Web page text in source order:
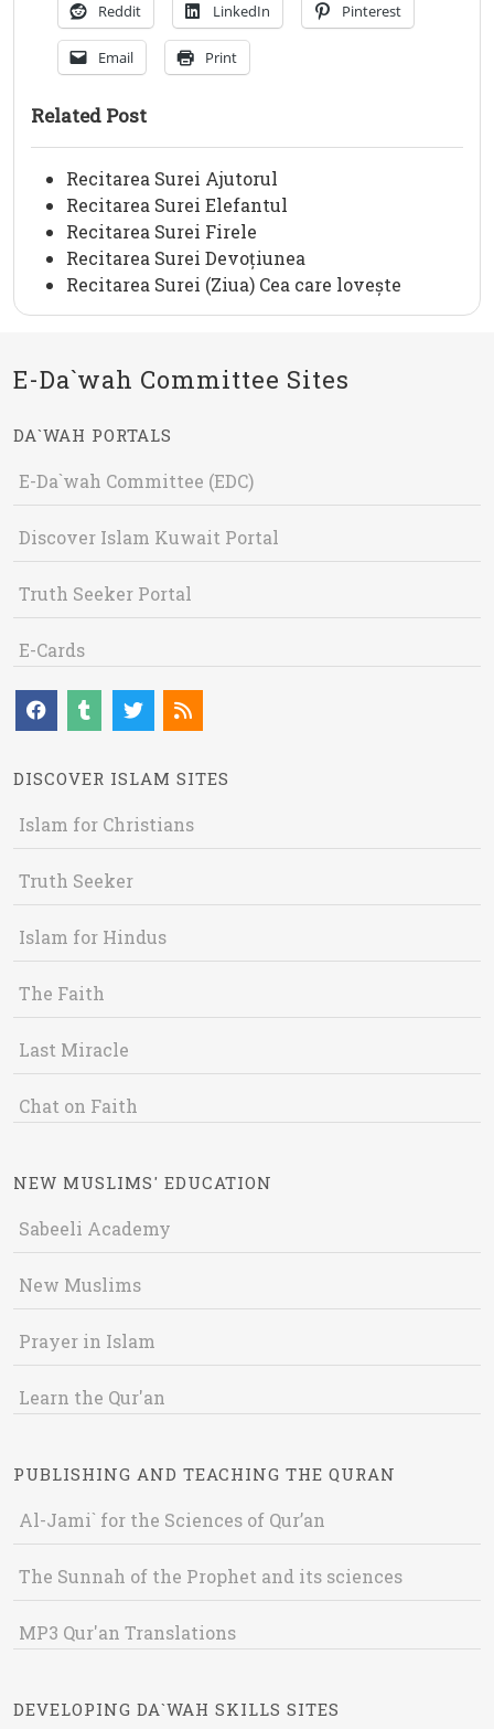
Reddit LinkedIn Pinterest
Email Print
Related Post
Recitarea Surei Ajutorul
Recitarea Surei Elefantul
Recitarea Surei Firele
Recitarea Surei Devoțiunea
Recitarea Surei (Ziua) Cea care lovește
E-Da`wah Committee Sites
DA`WAH PORTALS
E-Da`wah Committee (EDC)
Discover Islam Kuwait Portal
Truth Seeker Portal
E-Cards
DISCOVER ISLAM SITES
Islam for Christians
Truth Seeker
Islam for Hindus
The Faith
Last Miracle
Chat on Faith
NEW MUSLIMS' EDUCATION
Sabeeli Academy
New Muslims
Prayer in Islam
Learn the Qur'an
PUBLISHING AND TEACHING THE QURAN
Al-Jami` for the Sciences of Qur’an
The Sunnah of the Prophet and its sciences
MP3 Qur'an Translations
DEVELOPING DA`WAH SKILLS SITES